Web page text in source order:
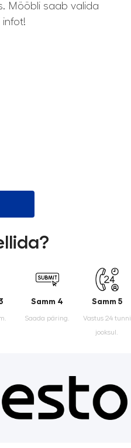
Mööbli saab valida
infot!
Samm 4
Saada päring.
Samm 5
Vastus 24 tunni
jooksul.